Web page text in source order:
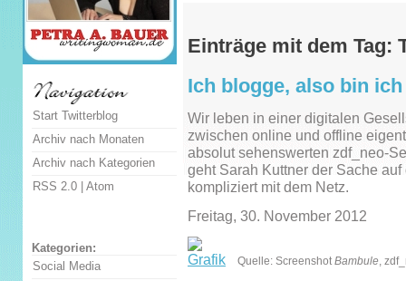
Einträge mit dem Tag:
Ich blogge, also bin ich
Wir leben in einer digitalen
zwischen online und offline
absolut sehenswerten zdf_neo-
geht Sarah Kuttner der Sache
kompliziert mit dem Netz.
Freitag, 30. November 2012
Quelle: Screenshot Bambule ,
Start Twitterblog
Archiv nach Monaten
Archiv nach Kategorien
RSS 2.0 | Atom
Kategorien:
Social Media